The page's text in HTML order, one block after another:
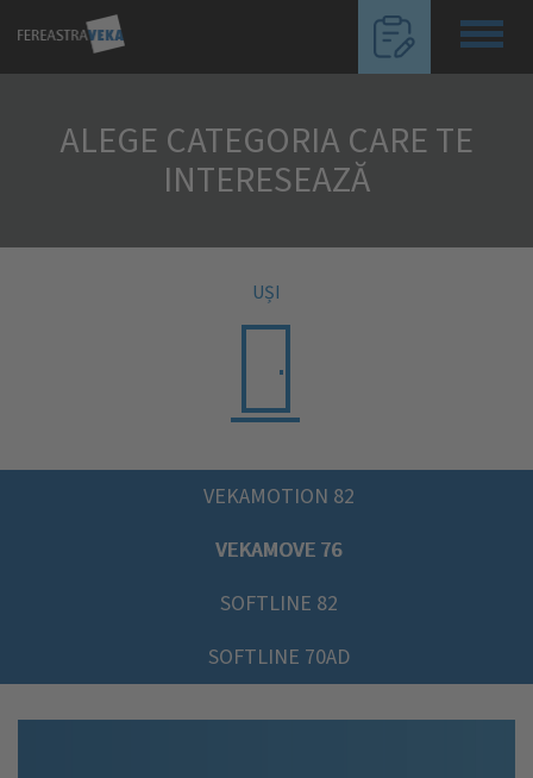
ALEGE CATEGORIA CARE TE
INTERESEAZĂ
UȘI
VEKAMOTION 82
VEKAMOVE 76
SOFTLINE 82
SOFTLINE 70AD